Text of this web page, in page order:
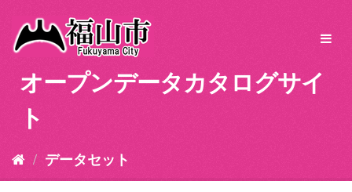
オープンデータカタログサイ
ト
データセット